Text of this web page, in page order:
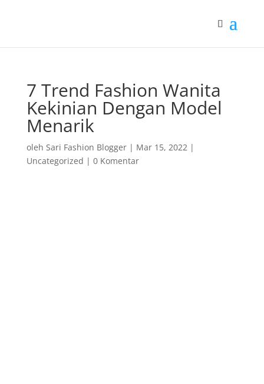
7 Trend Fashion Wanita
Kekinian Dengan Model
Menarik
oleh Sari Fashion Blogger| Mar 15, 2022|
Uncategorized | 0 Komentar